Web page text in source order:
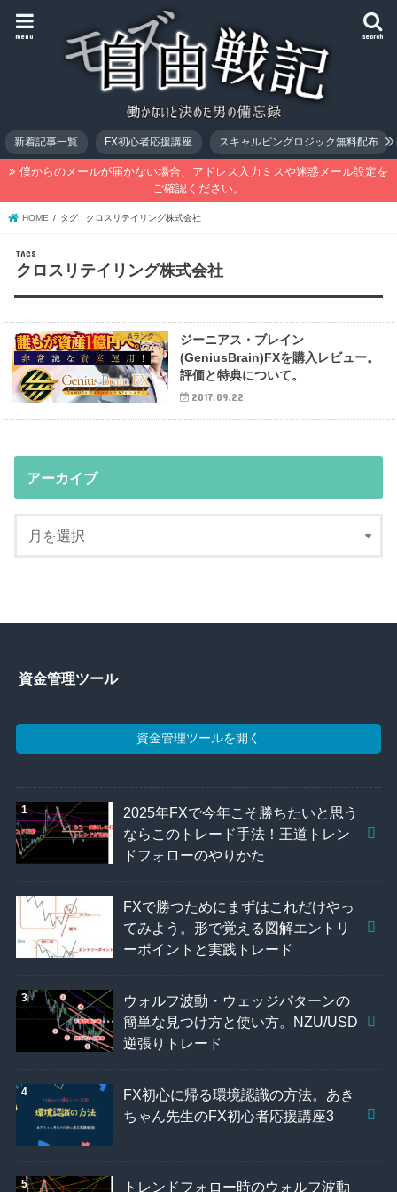
search
menu
新着記事一覧 FX初心者応援講座 スキャルピングロジック無料配布
僕からのメールが届かない場合、アドレス入力ミスや迷惑メール設定を
ご確認ください。
HOME タグ : クロスリテイリング株式会社
クロスリテイリング株式会社
Aランク
ジーニアス・ブレイン
(GeniusBrain)FXを購入レビュー。
評価と特典について。
2017.09.22
アーカイブ
資金管理ツール
資金管理ツールを開く
2025年FXで今年こそ勝ちたいと思う
ならこのトレード手法！王道トレン
ドフォローのやりかた
FXで勝つためにまずはこれだけやっ
てみよう。形で覚える図解エントリ
ーポイントと実践トレード
ウォルフ波動・ウェッジパターンの
簡単な見つけ方と使い方。NZU/USD
逆張りトレード
FX初心に帰る環境認識の方法。あき
ちゃん先生のFX初心者応援講座3
トレンドフォロー時のウォルフ波動